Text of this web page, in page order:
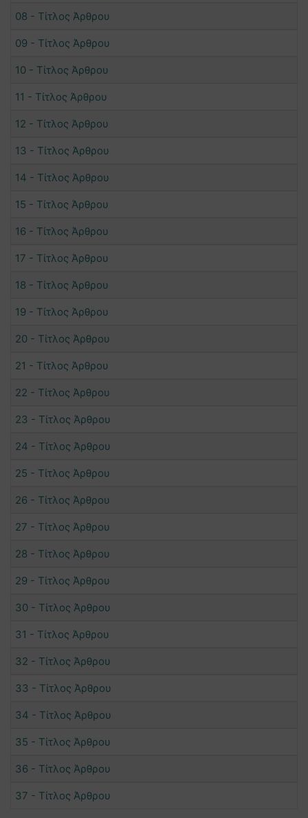
08 - Τίτλος Άρθρου
09 - Τίτλος Άρθρου
10 - Τίτλος Άρθρου
11 - Τίτλος Άρθρου
12 - Τίτλος Άρθρου
13 - Τίτλος Άρθρου
14 - Τίτλος Άρθρου
15 - Τίτλος Άρθρου
16 - Τίτλος Άρθρου
17 - Τίτλος Άρθρου
18 - Τίτλος Άρθρου
19 - Τίτλος Άρθρου
20 - Τίτλος Άρθρου
21 - Τίτλος Άρθρου
22 - Τίτλος Άρθρου
23 - Τίτλος Άρθρου
24 - Τίτλος Άρθρου
25 - Τίτλος Άρθρου
26 - Τίτλος Άρθρου
27 - Τίτλος Άρθρου
28 - Τίτλος Άρθρου
29 - Τίτλος Άρθρου
30 - Τίτλος Άρθρου
31 - Τίτλος Άρθρου
32 - Τίτλος Άρθρου
33 - Τίτλος Άρθρου
34 - Τίτλος Άρθρου
35 - Τίτλος Άρθρου
36 - Τίτλος Άρθρου
37 - Τίτλος Άρθρου